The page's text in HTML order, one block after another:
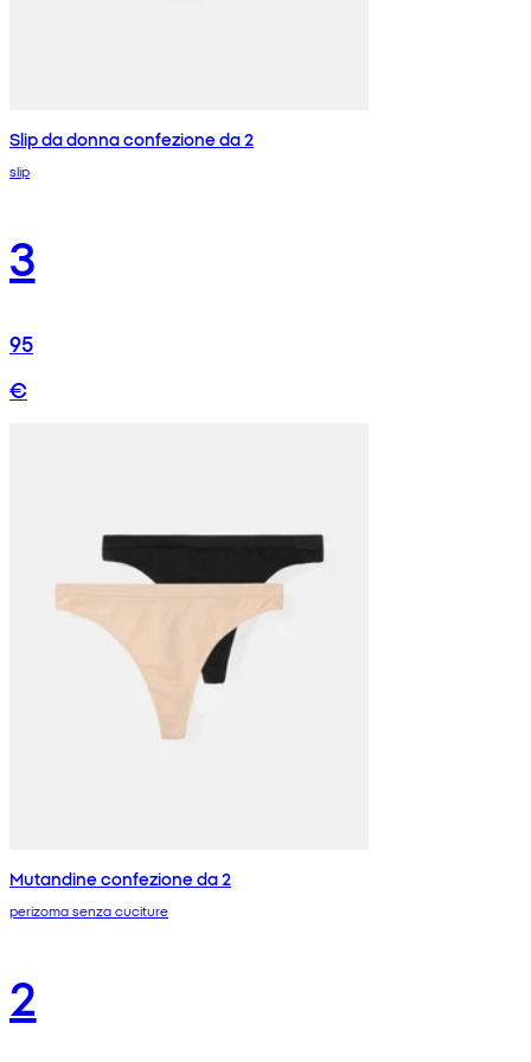
Slip da donna confezione da 2
slip
3
95
€
Mutandine confezione da 2
perizoma senza cuciture
2